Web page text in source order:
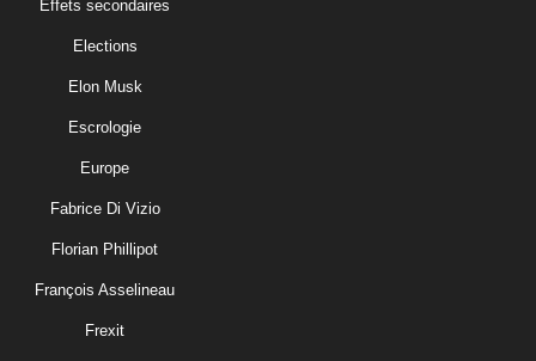
Effets secondaires
Elections
Elon Musk
Escrologie
Europe
Fabrice Di Vizio
Florian Phillipot
François Asselineau
Frexit